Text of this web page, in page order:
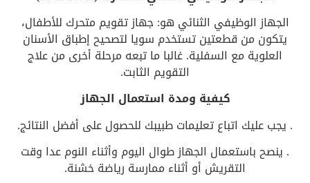
الجهاز الوظيفي الثنائي هو: جهاز تقويم متحرك للأطفال،
يتكون من قطعتين تستخدم سويا لتصحيح إطباق الأسنان
العلوية مع السفلية. غالبا ما تبعه مرحلة أخرى من علاج
التقويم الثابت.
كيفية ومدة استعمال الجهاز
. يجب عليك اتباع تعليمات طبيبك للحصول على أفضل النتائج.
. ينصح باستعمال الجهاز طوال اليوم وأثناء النوم عدا وقت
التقريش أو أثناء ممارسة رياضة خشنة.